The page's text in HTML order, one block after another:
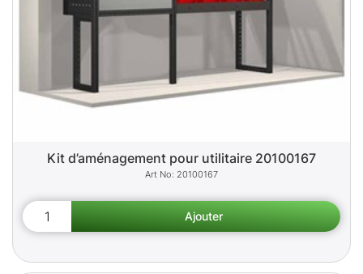
Kit d’aménagement pour utilitaire 20100167
20100167